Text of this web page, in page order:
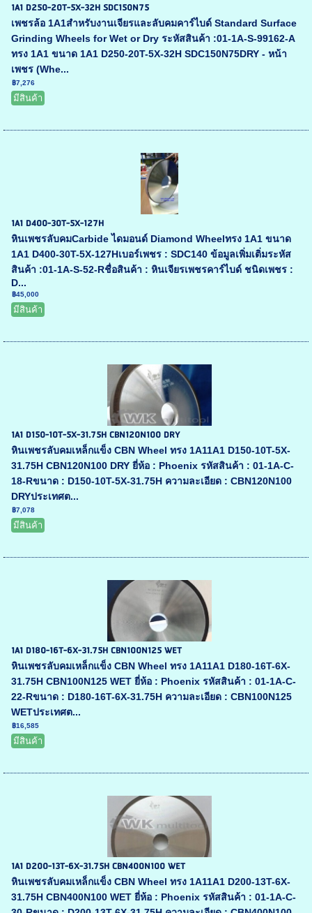
1A1 D250-20T-5X-32H SDC150N75
เพชรล้อ 1A1สำหรับงานเจียรและลับคมคาร์ไบด์ Standard Surface
Grinding Wheels for Wet or Dry ระหัสสินค้า :01-1A-S-99162-A
ทรง 1A1 ขนาด 1A1 D250-20T-5X-32H SDC150N75DRY - หน้า
เพชร (Whe...
฿7,276
มีสินค้า
1A1 D400-30T-5X-127H
หินเพชรลับคมCarbide ไดมอนด์ Diamond Wheelทรง 1A1 ขนาด
1A1 D400-30T-5X-127Hเบอร์เพชร : SDC140 ข้อมูลเพิ่มเติ่มระหัส
สินค้า :01-1A-S-52-Rชื่อสินค้า : หินเจียรเพชรคาร์ไบด์ ชนิดเพชร :
D...
฿45,000
มีสินค้า
1A1 D150-10T-5X-31.75H CBN120N100 DRY
หินเพชรลับคมเหล็กแข็ง CBN Wheel ทรง 1A11A1 D150-10T-5X-
31.75H CBN120N100 DRY ยี่ห้อ : Phoenix รหัสสินค้า : 01-1A-C-
18-Rขนาด : D150-10T-5X-31.75H ความละเอียด : CBN120N100
DRYประเทศต...
฿7,078
มีสินค้า
1A1 D180-16T-6X-31.75H CBN100N125 WET
หินเพชรลับคมเหล็กแข็ง CBN Wheel ทรง 1A11A1 D180-16T-6X-
31.75H CBN100N125 WET ยี่ห้อ : Phoenix รหัสสินค้า : 01-1A-C-
22-Rขนาด : D180-16T-6X-31.75H ความละเอียด : CBN100N125
WETประเทศต...
฿16,585
มีสินค้า
1A1 D200-13T-6X-31.75H CBN400N100 WET
หินเพชรลับคมเหล็กแข็ง CBN Wheel ทรง 1A11A1 D200-13T-6X-
31.75H CBN400N100 WET ยี่ห้อ : Phoenix รหัสสินค้า : 01-1A-C-